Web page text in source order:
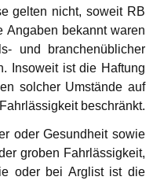
gelten nicht, soweit RB
Angaben bekannt waren
und branchenüblicher
Insoweit ist die Haftung
solcher Umstände auf
beschränkt.
oder Gesundheit sowie
groben Fahrlässigkeit,
oder bei Arglist ist die